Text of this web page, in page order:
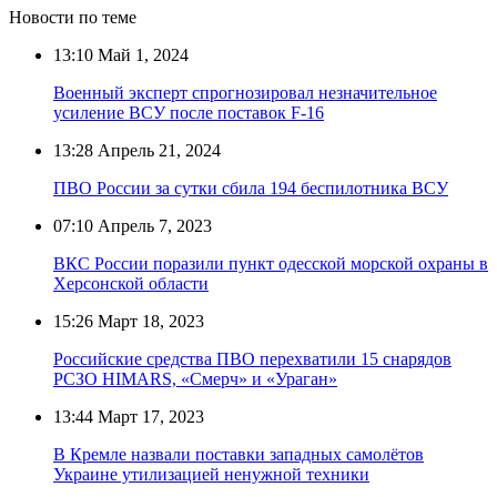
Новости по теме
13:10 Май 1, 2024
Военный эксперт спрогнозировал незначительное
усиление ВСУ после поставок F-16
13:28 Апрель 21, 2024
ПВО России за сутки сбила 194 беспилотника ВСУ
07:10 Апрель 7, 2023
ВКС России поразили пункт одесской морской охраны в
Херсонской области
15:26 Март 18, 2023
Российские средства ПВО перехватили 15 снарядов
РСЗО HIMARS, «Смерч» и «Ураган»
13:44 Март 17, 2023
В Кремле назвали поставки западных самолётов
Украине утилизацией ненужной техники